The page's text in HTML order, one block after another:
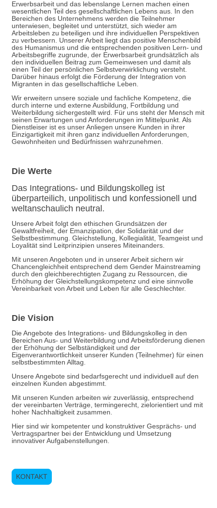
Erwerbsarbeit und das lebenslange Lernen machen einen
wesentlichen Teil des gesellschaftlichen Lebens aus. In den
Bereichen des Unternehmens werden die Teilnehmer
unterwiesen, begleitet und unterstützt, sich wieder am
Arbeitsleben zu beteiligen und ihre individuellen Perspektiven
zu verbessern. Unserer Arbeit liegt das positive Menschenbild
des Humanismus und die entsprechenden positiven Lern- und
Arbeitsbegriffe zugrunde, der Erwerbsarbeit grundsätzlich als
den individuellen Beitrag zum Gemeinwesen und damit als
einen Teil der persönlichen Selbstverwirklichung versteht.
Darüber hinaus erfolgt die Förderung der Integration von
Migranten in das gesellschaftliche Leben.
Wir erweitern unsere soziale und fachliche Kompetenz, die
durch interne und externe Ausbildung, Fortbildung und
Weiterbildung sichergestellt wird. Für uns steht der Mensch mit
seinen Erwartungen und Anforderungen im Mittelpunkt. Als
Dienstleiser ist es unser Anliegen unsere Kunden in ihrer
Einzigartigkeit mit ihren ganz individuellen Anforderungen,
Gewohnheiten und Bedürfnissen wahrzunehmen.
Die Werte
Das Integrations- und Bildungskolleg ist
überparteilich, unpolitisch und konfessionell und
weltanschaulich neutral.
Unsere Arbeit folgt den ethischen Grundsätzen der
Gewaltfreiheit, der Emanzipation, der Solidarität und der
Selbstbestimmung. Gleichstellung, Kollegialität, Teamgeist und
Loyalität sind Leitprinzipien unseres Miteinanders.
Mit unseren Angeboten und in unserer Arbeit sichern wir
Chancengleichheit entsprechend dem Gender Mainstreaming
durch den gleichberechtigten Zugang zu Ressourcen, die
Erhöhung der Gleichstellungskompetenz und eine sinnvolle
Vereinbarkeit von Arbeit und Leben für alle Geschlechter.
Die Vision
Die Angebote des Integrations- und Bildungskolleg in den
Bereichen Aus- und Weiterbildung und Arbeitsförderung dienen
der Erhöhung der Selbständigkeit und der
Eigenverantwortlichkeit unserer Kunden (Teilnehmer) für einen
selbstbestimmten Alltag.
Unsere Angebote sind bedarfsgerecht und individuell auf den
einzelnen Kunden abgestimmt.
Mit unseren Kunden arbeiten wir zuverlässig, entsprechend
der vereinbarten Verträge, termingerecht, zielorientiert und mit
hoher Nachhaltigkeit zusammen.
Hier sind wir kompetenter und konstruktiver Gesprächs- und
Vertragspartner bei der Entwicklung und Umsetzung
innovativer Aufgabenstellungen.
KONTAKT